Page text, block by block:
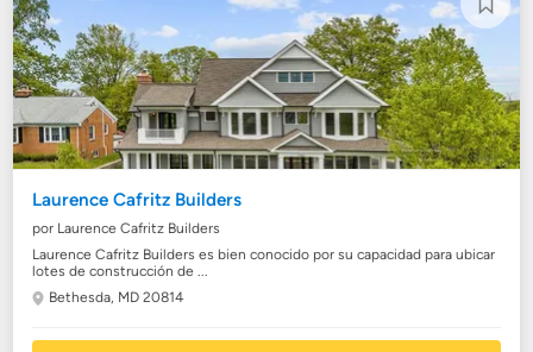
Laurence Cafritz Builders
por Laurence Cafritz Builders
Laurence Cafritz Builders es bien conocido por su capacidad para ubicar
lotes de construcción de ...
Bethesda, MD 20814